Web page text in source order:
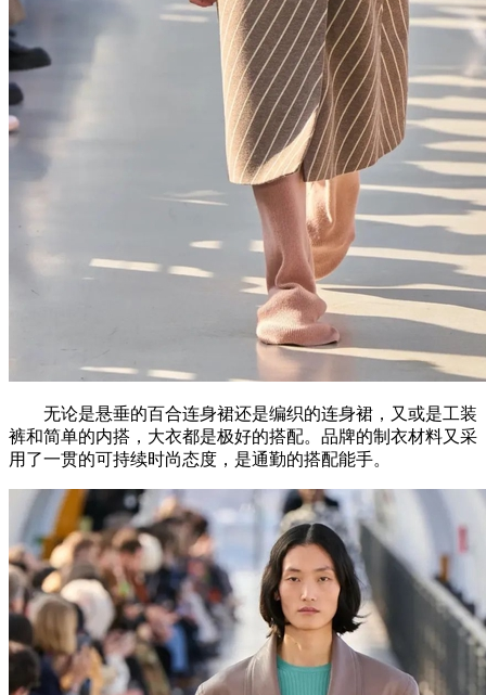
无论是悬垂的百合连身裙还是编织的连身裙，又或是工装
裤和简单的内搭，大衣都是极好的搭配。品牌的制衣材料又采
用了一贯的可持续时尚态度，是通勤的搭配能手。